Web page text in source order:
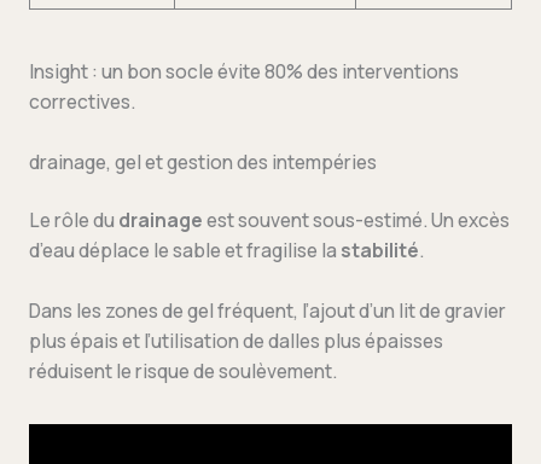
Insight : un bon socle évite 80% des interventions
correctives.
drainage, gel et gestion des intempéries
Le rôle du drainageest souvent sous-estimé. Un excès
d’eau déplace le sable et fragilise la stabilité.
Dans les zones de gel fréquent, l’ajout d’un lit de gravier
plus épais et l’utilisation de dalles plus épaisses
réduisent le risque de soulèvement.